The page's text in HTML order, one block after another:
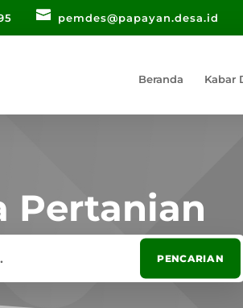
pemdes@papayan.desa.id
Beranda Kabar
Pertanian